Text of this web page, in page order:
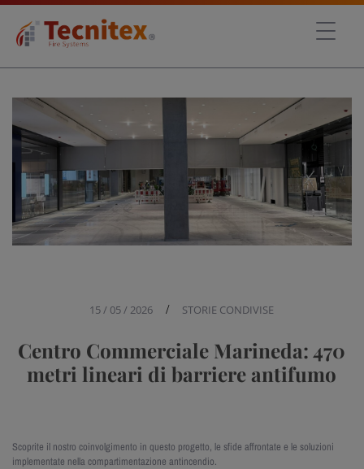
15 / 05 / 2026 / STORIE CONDIVISE
Centro Commerciale Marineda: 470
metri lineari di barriere antifumo
Scoprite il nostro coinvolgimento in questo progetto, le sfide affrontate e le soluzioni
implementate nella compartimentazione antincendio.